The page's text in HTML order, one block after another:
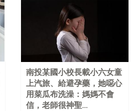
南投某國小校長載小六女童
上汽旅、給避孕藥，她噁心
用菜瓜布洗澡：媽媽不會
信，老師很神聖…